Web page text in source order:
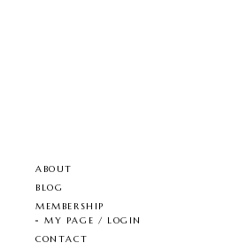
ABOUT
BLOG
MEMBERSHIP
MY PAGE / LOGIN
CONTACT